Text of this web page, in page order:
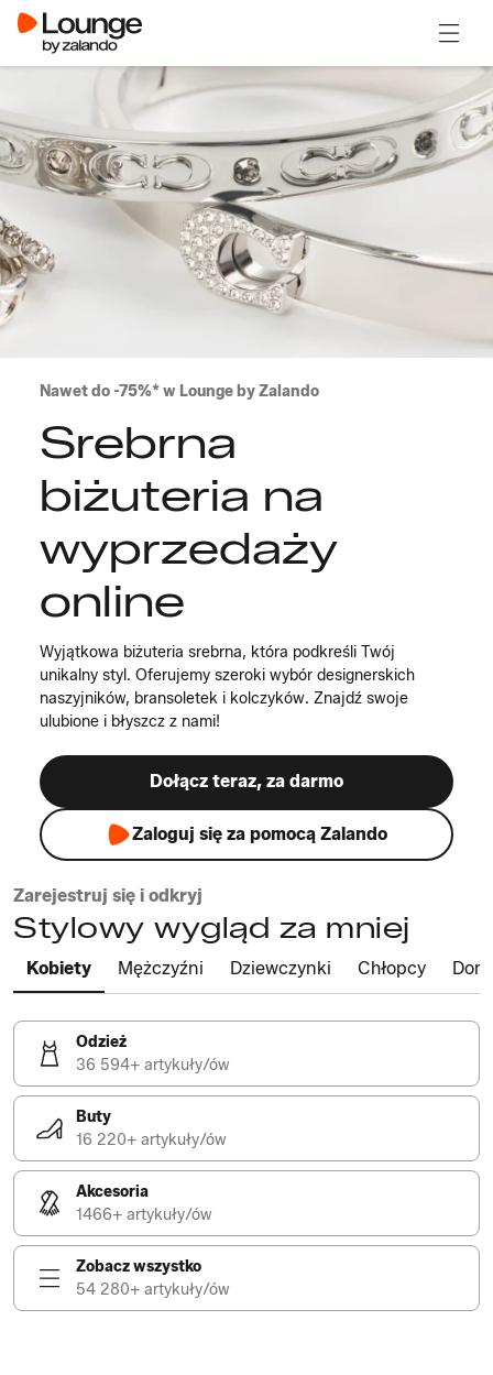
Nawet do -75%* w Lounge by Zalando
Srebrna
biżuteria na
wyprzedaży
online
Wyjątkowa biżuteria srebrna, która podkreśli Twój
unikalny styl. Oferujemy szeroki wybór designerskich
naszyjników, bransoletek i kolczyków. Znajdź swoje
ulubione i błyszcz z nami!
Dołącz teraz, za darmo
Zaloguj się za pomocą Zalando
Zarejestruj się i odkryj
Stylowy wygląd za mniej
Kobiety Mężczyźni Dziewczynki Chłopcy Dom
Odzież
36 594+ artykuły/ów
Buty
16 220+ artykuły/ów
Akcesoria
1466+ artykuły/ów
Zobacz wszystko
54 280+ artykuły/ów